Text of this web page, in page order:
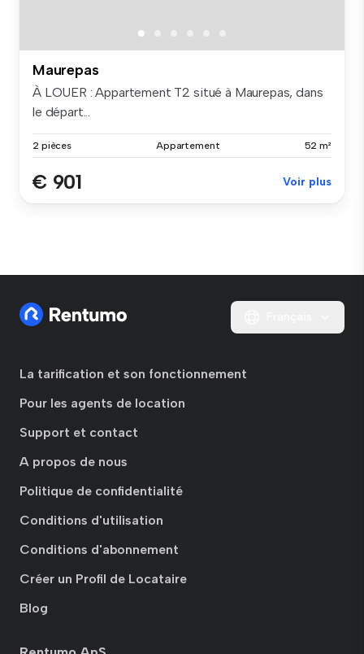
Maurepas
À LOUER : Appartement T2 situé à Maurepas, dans
le départ...
2 pièces Appartement 52 m²
€ 901 Voir plus
La tarification et son fonctionnement
Pour les agents de location
Support et contact
A propos de nous
Politique de confidentialité
Conditions d'utilisation
Conditions d'abonnement
Créer un Profil de Locataire
Blog